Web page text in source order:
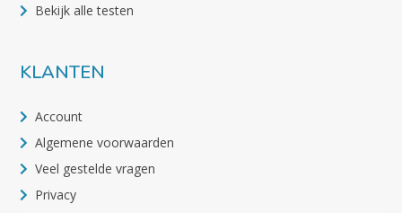
Bekijk alle testen
KLANTEN
Account
Algemene voorwaarden
Veel gestelde vragen
Privacy